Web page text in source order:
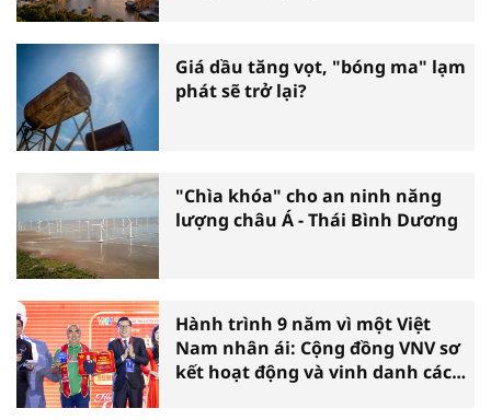
Giá dầu tăng vọt, "bóng ma" lạm
phát sẽ trở lại?
"Chìa khóa" cho an ninh năng
lượng châu Á - Thái Bình Dương
Hành trình 9 năm vì một Việt
Nam nhân ái: Cộng đồng VNV sơ
kết hoạt động và vinh danh các